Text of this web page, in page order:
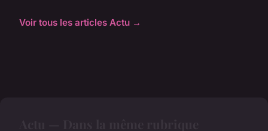
Voir tous les articles Actu →